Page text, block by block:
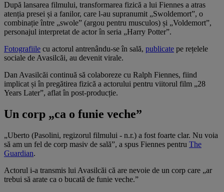
După lansarea filmului, transformarea fizică a lui Fiennes a atras
atenția presei și a fanilor, care l-au supranumit „Swoldemort”, o
combinație între „swole” (argou pentru musculos) și „Voldemort”,
personajul interpretat de actor în seria „Harry Potter”.
Fotografiile cu actorul antrenându-se în sală, publicate pe rețelele
sociale de Avasilcăi, au devenit virale.
Dan Avasilcăi continuă să colaboreze cu Ralph Fiennes, fiind
implicat și în pregătirea fizică a actorului pentru viitorul film „28
Years Later”, aflat în post-producție.
Un corp „ca o funie veche”
„Uberto (Pasolini, regizorul filmului - n.r.) a fost foarte clar. Nu voia
să am un fel de corp masiv de sală”, a spus Fiennes pentru The
Guardian.
Actorul i-a transmis lui Avasilcăi că are nevoie de un corp care „ar
trebui să arate ca o bucată de funie veche.”